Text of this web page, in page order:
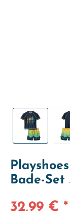
Bade-Set
32,99 € *